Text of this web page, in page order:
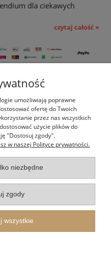
dla ciekawych
czytaj całość »
dostawa
340 Kozy, woj. śląskie | E-mail:
umożliwiają poprawne
ofertę do Twoich
przez nas wszystkich
użycie plików do
"Dostosuj zgody".
w naszej Polityce prywatności.
niezbędne
zgody
wszystkie